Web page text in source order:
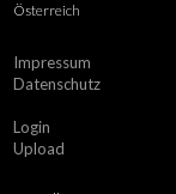
Österreich
Impressum
Datenschutz
Login
Upload